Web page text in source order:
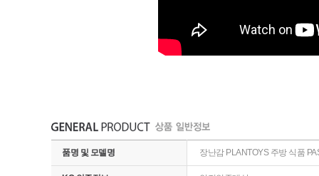
품명 및 모델명 장난감 PLANTOYS 주방 식품